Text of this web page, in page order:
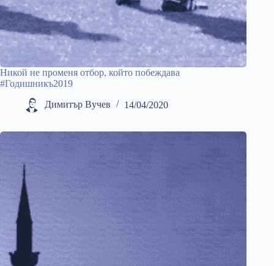
Никой не променя отбор, който побеждава
#Годишникъ2019
Димитър Вучев 14/04/2020